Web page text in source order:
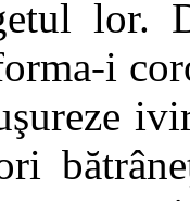
lor.
i